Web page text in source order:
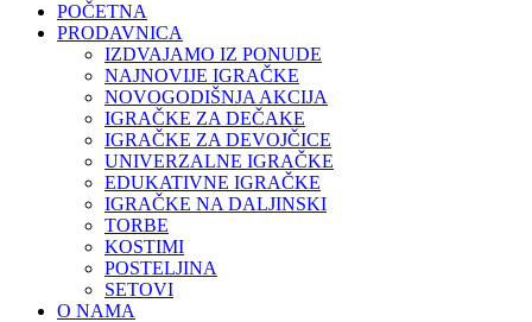
POČETNA
PRODAVNICA
IZDVAJAMO IZ PONUDE
NAJNOVIJE IGRAČKE
NOVOGODIŠNJA AKCIJA
IGRAČKE ZA DEČAKE
IGRAČKE ZA DEVOJČICE
UNIVERZALNE IGRAČKE
EDUKATIVNE IGRAČKE
IGRAČKE NA DALJINSKI
TORBE
KOSTIMI
POSTELJINA
SETOVI
O NAMA